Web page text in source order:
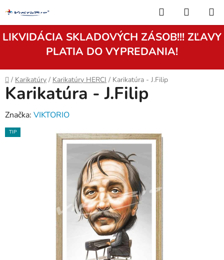
na
obsah
LIKVIDÁCIA SKLADOVÝCH ZÁSOB!!! ZĽAVY
PLATIA DO VYPREDANIA!
Hľadať
KOŠÍK
Domov
/ Karikatúry / Karikatúry HERCI / Karikatúra - J.Filip
Karikatúra - J.Filip
Značka: VIKTORIO
TIP